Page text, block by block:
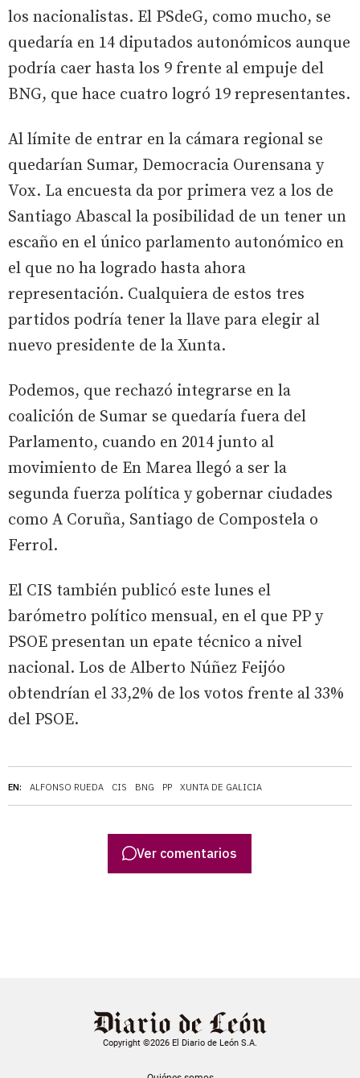
EN: ALFONSO RUEDA CIS BNG PP XUNTA DE GALICIA
los nacionalistas. El PSdeG, como mucho, se
quedaría en 14 diputados autonómicos aunque
podría caer hasta los 9 frente al empuje del
BNG, que hace cuatro logró 19 representantes.
Al límite de entrar en la cámara regional se
quedarían Sumar, Democracia Ourensana y
Vox. La encuesta da por primera vez a los de
Santiago Abascal la posibilidad de un tener un
escaño en el único parlamento autonómico en
el que no ha logrado hasta ahora
representación. Cualquiera de estos tres
partidos podría tener la llave para elegir al
nuevo presidente de la Xunta.
Podemos, que rechazó integrarse en la
coalición de Sumar se quedaría fuera del
Parlamento, cuando en 2014 junto al
movimiento de En Marea llegó a ser la
segunda fuerza política y gobernar ciudades
como A Coruña, Santiago de Compostela o
Ferrol.
El CIS también publicó este lunes el
barómetro político mensual, en el que PP y
PSOE presentan un epate técnico a nivel
nacional. Los de Alberto Núñez Feijóo
obtendrían el 33,2% de los votos frente al 33%
del PSOE.
Ver comentarios
Copyright ©2026 El Diario de León S.A.